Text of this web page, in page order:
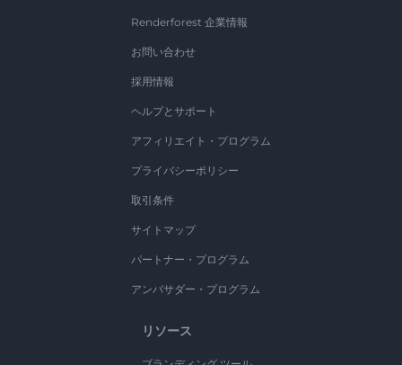
Renderforest 企業情報
お問い合わせ
採用情報
ヘルプとサポート
アフィリエイト・プログラム
プライバシーポリシー
取引条件
サイトマップ
パートナー・プログラム
アンバサダー・プログラム
リソース